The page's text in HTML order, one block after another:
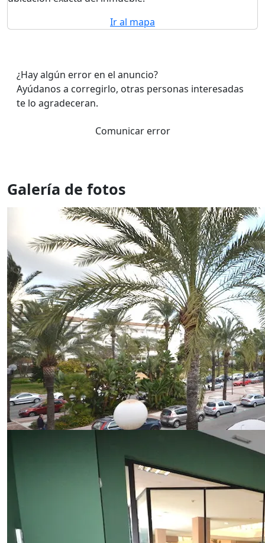
Ir al mapa
¿Hay algún error en el anuncio?
Ayúdanos a corregirlo, otras personas interesadas
te lo agradeceran.
Comunicar error
Galería de fotos